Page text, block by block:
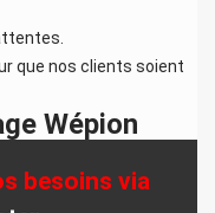
que nos clients soient
Wépion
besoins via